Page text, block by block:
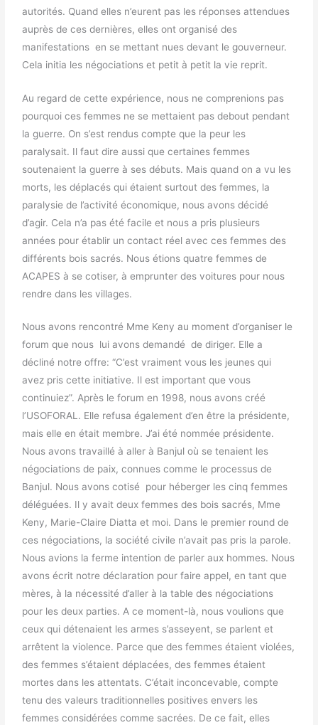
autorités. Quand elles n’eurent pas les réponses attendues
auprès de ces dernières, elles ont organisé des
manifestations en se mettant nues devant le gouverneur.
Cela initia les négociations et petit à petit la vie reprit.
Au regard de cette expérience, nous ne comprenions pas
pourquoi ces femmes ne se mettaient pas debout pendant
la guerre. On s’est rendus compte que la peur les
paralysait. Il faut dire aussi que certaines femmes
soutenaient la guerre à ses débuts. Mais quand on a vu les
morts, les déplacés qui étaient surtout des femmes, la
paralysie de l’activité économique, nous avons décidé
d’agir. Cela n’a pas été facile et nous a pris plusieurs
années pour établir un contact réel avec ces femmes des
différents bois sacrés. Nous étions quatre femmes de
ACAPES à se cotiser, à emprunter des voitures pour nous
rendre dans les villages.
Nous avons rencontré Mme Keny au moment d’organiser le
forum que nous lui avons demandé de diriger. Elle a
décliné notre offre: “C’est vraiment vous les jeunes qui
avez pris cette initiative. Il est important que vous
continuiez”. Après le forum en 1998, nous avons créé
l’USOFORAL. Elle refusa également d’en être la présidente,
mais elle en était membre. J’ai été nommée présidente.
Nous avons travaillé à aller à Banjul où se tenaient les
négociations de paix, connues comme le processus de
Banjul. Nous avons cotisé pour héberger les cinq femmes
déléguées. Il y avait deux femmes des bois sacrés, Mme
Keny, Marie-Claire Diatta et moi. Dans le premier round de
ces négociations, la société civile n’avait pas pris la parole.
Nous avions la ferme intention de parler aux hommes. Nous
avons écrit notre déclaration pour faire appel, en tant que
mères, à la nécessité d’aller à la table des négociations
pour les deux parties. A ce moment-là, nous voulions que
ceux qui détenaient les armes s’asseyent, se parlent et
arrêtent la violence. Parce que des femmes étaient violées,
des femmes s’étaient déplacées, des femmes étaient
mortes dans les attentats. C’était inconcevable, compte
tenu des valeurs traditionnelles positives envers les
femmes considérées comme sacrées. De ce fait, elles